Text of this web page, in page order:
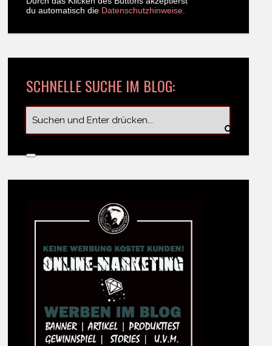
du automatisch die Datenschutzhinweise.
SCHNELLE SUCHE IM BLOG: